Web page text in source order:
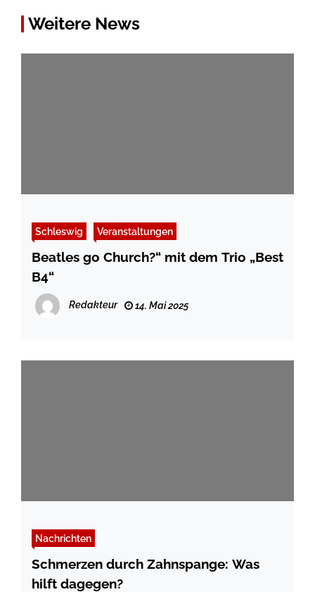
Weitere News
Schleswig Veranstaltungen
Beatles go Church?“ mit dem Trio „Best
B4“
Redakteur 14. Mai 2025
Nachrichten
Schmerzen durch Zahnspange: Was
hilft dagegen?